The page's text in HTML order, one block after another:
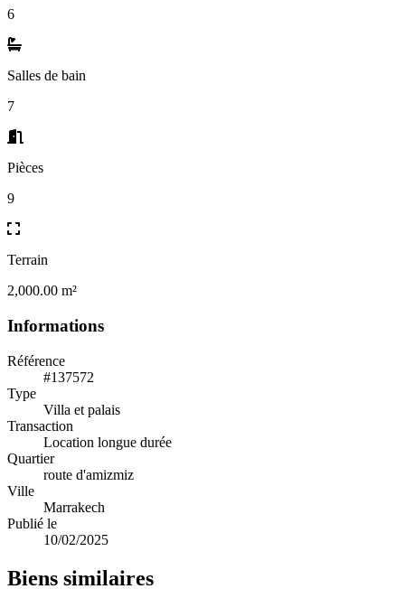
6
Salles de bain
7
Pièces
9
Terrain
2,000.00 m²
Informations
Référence
#137572
Type
Villa et palais
Transaction
Location longue durée
Quartier
route d'amizmiz
Ville
Marrakech
Publié le
10/02/2025
Biens similaires